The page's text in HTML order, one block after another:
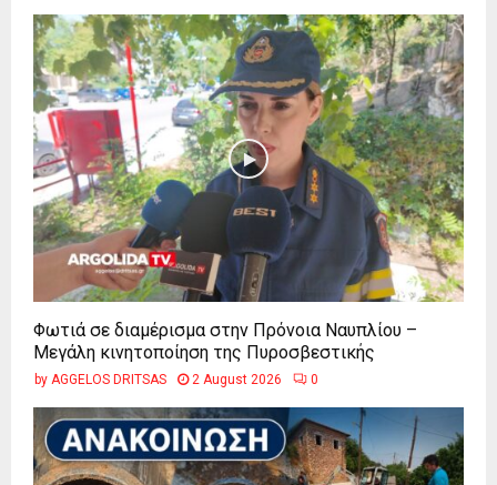
Φωτιά σε διαμέρισμα στην Πρόνοια Ναυπλίου –
Μεγάλη κινητοποίηση της Πυροσβεστικής
by AGGELOS DRITSAS 2 August 2026 0